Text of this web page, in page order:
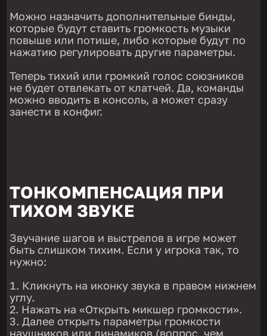
Можно назначить дополнительные бинды,
которые будут ставить громкость музыки
повыше или потише, либо которые будут по
нажатию регулировать другие параметры.
Теперь тихий или громкий голос союзников
не будет отвлекать от клатчей. Да, команды
можно вводить в консоль, а может сразу
занести в конфиг.
ТОНКОМПЕНСАЦИЯ ПРИ
ТИХОМ ЗВУКЕ
Звучание шагов и выстрелов в игре может
быть слишком тихим. Если у игрока так, то
нужно:
Кликнуть на иконку звука в правом нижнем
углу.
Нажать на «Открыть микшер громкости».
Далее открыть параметры громкости
наушников или динамиков (вопрос, чем